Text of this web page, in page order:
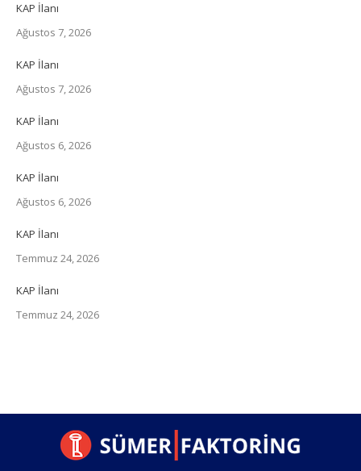
KAP İlanı
Ağustos 7, 2026
KAP İlanı
Ağustos 7, 2026
KAP İlanı
Ağustos 6, 2026
KAP İlanı
Ağustos 6, 2026
KAP İlanı
Temmuz 24, 2026
KAP İlanı
Temmuz 24, 2026